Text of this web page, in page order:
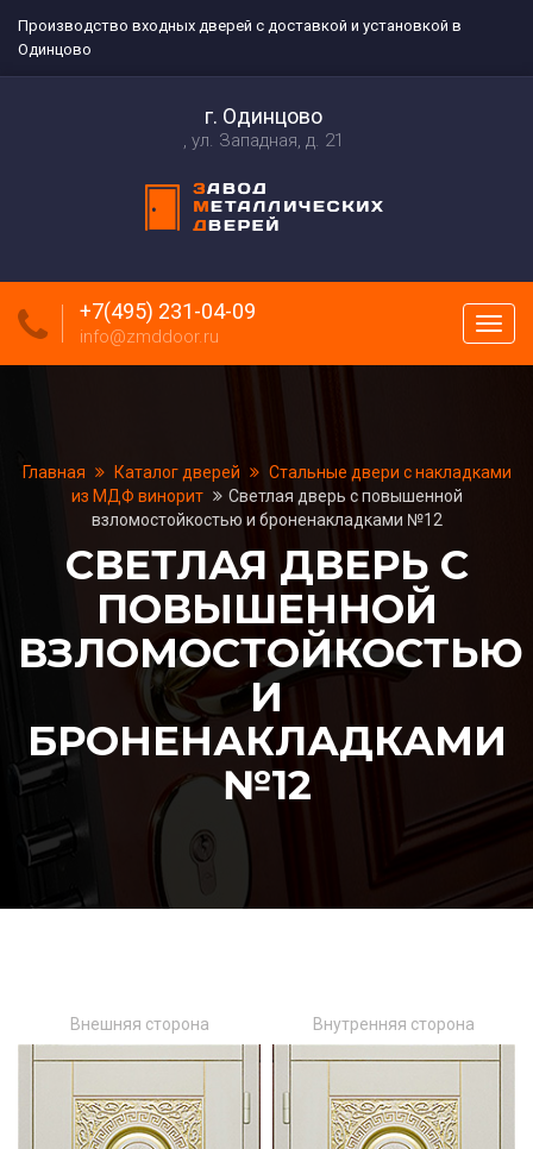
Производство входных дверей с доставкой и установкой в
Одинцово
г. Одинцово
ул. Западная, д. 21
меню
+7(495) 231-04-09
info@zmddoor.ru
Главная Каталог дверей
Стальные двери с накладками
из МДФ винорит
Светлая дверь с повышенной
взломостойкостью и броненакладками №12
СВЕТЛАЯ ДВЕРЬ С
ПОВЫШЕННОЙ
ВЗЛОМОСТОЙКОСТЬЮ
И
БРОНЕНАКЛАДКАМИ
№12
Внешняя сторона Внутренняя сторона